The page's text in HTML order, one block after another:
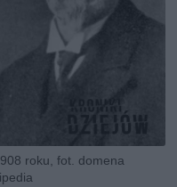
roku, fot. domena